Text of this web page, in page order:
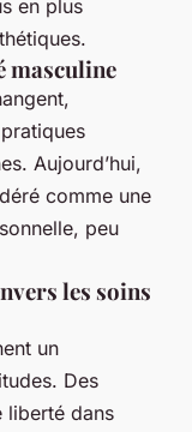
en plus
masculine
Aujourd’hui,
comme une
peu
les soins
un
Des
liberté dans